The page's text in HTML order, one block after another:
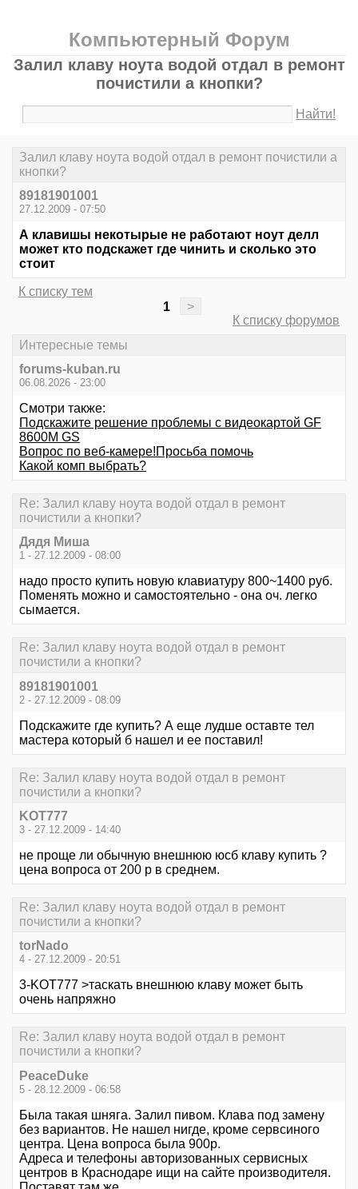
Компьютерный Форум
Залил клаву ноута водой отдал в ремонт
почистили а кнопки?
Найти!
Залил клаву ноута водой отдал в ремонт почистили а
кнопки?
89181901001
27.12.2009 - 07:50
А клавишы некотырые не работают ноут делл
может кто подскажет где чинить и сколько это
стоит
К списку тем
1
>
К списку форумов
Интересные темы
forums-kuban.ru
06.08.2026 - 23:00
Смотри также:
Подскажите решение проблемы с видеокартой GF
8600M GS
Вопрос по веб-камере!Просьба помочь
Какой комп выбрать?
Re: Залил клаву ноута водой отдал в ремонт
почистили а кнопки?
Дядя Миша
1 - 27.12.2009 - 08:00
надо просто купить новую клавиатуру 800~1400 руб.
Поменять можно и самостоятельно - она оч. легко
сымается.
Re: Залил клаву ноута водой отдал в ремонт
почистили а кнопки?
89181901001
2 - 27.12.2009 - 08:09
Подскажите где купить? А еще лудше оставте тел
мастера который б нашел и ее поставил!
Re: Залил клаву ноута водой отдал в ремонт
почистили а кнопки?
KOT777
3 - 27.12.2009 - 14:40
не проще ли обычную внешнюю юсб клаву купить ?
цена вопроса от 200 р в среднем.
Re: Залил клаву ноута водой отдал в ремонт
почистили а кнопки?
torNado
4 - 27.12.2009 - 20:51
3-KOT777 >таскать внешнюю клаву может быть
очень напряжно
Re: Залил клаву ноута водой отдал в ремонт
почистили а кнопки?
PeaceDuke
5 - 28.12.2009 - 06:58
Была такая шняга. Залил пивом. Клава под замену
без вариантов. Не нашел нигде, кроме сервсиного
центра. Цена вопроса была 900р.
Адреса и телефоны авторизованных сервисных
центров в Краснодаре ищи на сайте производителя.